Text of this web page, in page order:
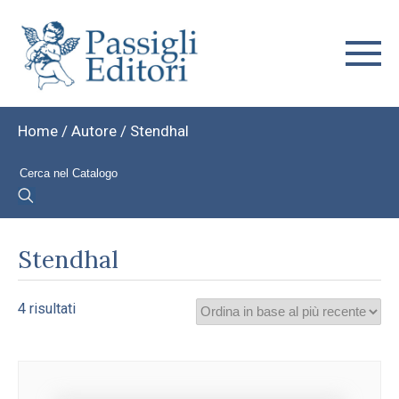
Home / Autore / Stendhal
Stendhal
4 risultatiOrdina